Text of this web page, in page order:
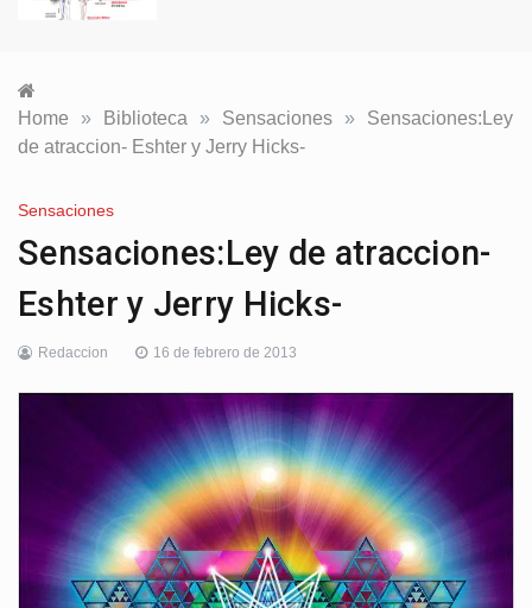
Home » Biblioteca » Sensaciones »
Sensaciones:Ley
de atraccion- Eshter y Jerry Hicks-
Sensaciones
Sensaciones:Ley de atraccion-
Eshter y Jerry Hicks-
Redaccion 16 de febrero de 2013